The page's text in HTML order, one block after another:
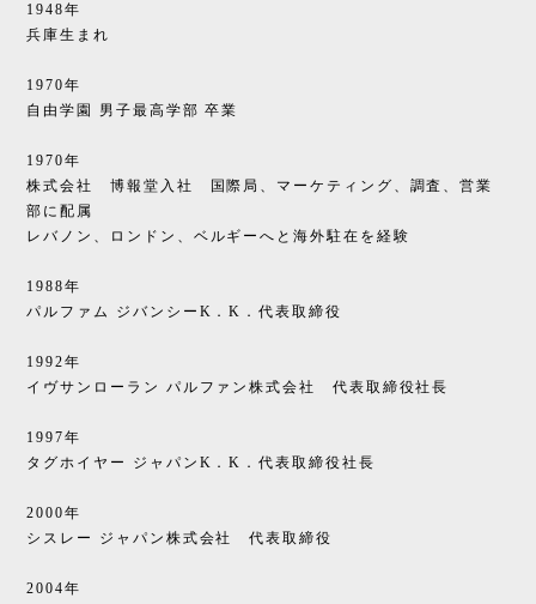
1948年
兵庫生まれ
1970年
自由学園 男子最高学部 卒業
1970年
株式会社 博報堂入社 国際局、マーケティング、調査、営業
部に配属
レバノン、ロンドン、ベルギーへと海外駐在を経験
1988年
パルファム ジバンシーK．K．代表取締役
1992年
イヴサンローラン パルファン株式会社 代表取締役社長
1997年
タグホイヤー ジャパンK．K．代表取締役社長
2000年
シスレー ジャパン株式会社 代表取締役
2004年